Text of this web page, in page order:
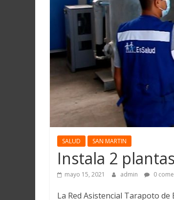
Martín
SALUD SAN MARTIN
Instala 2
mayo 15, 2021 admin 0
La Red Asistencial Tarapoto